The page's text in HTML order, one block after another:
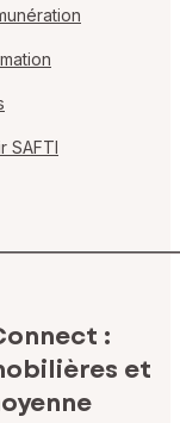
SAFTI
:
et